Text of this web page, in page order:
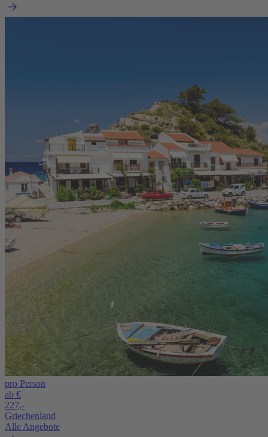
pro Person
ab €
227,-
Griechenland
Alle Angebote